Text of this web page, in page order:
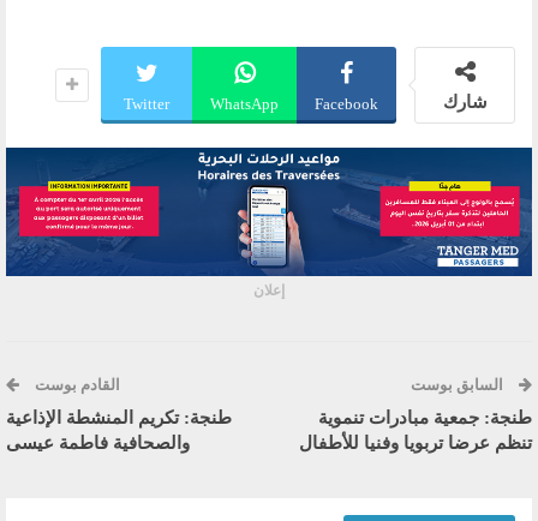
شارك Facebook
WhatsApp
Twitter
إعلان
السابق بوست
طنجة: جمعية مبادرات تنموية
تنظم عرضا تربويا وفنيا للأطفال
القادم بوست
طنجة: تكريم المنشطة الإذاعية
والصحافية فاطمة عيسى